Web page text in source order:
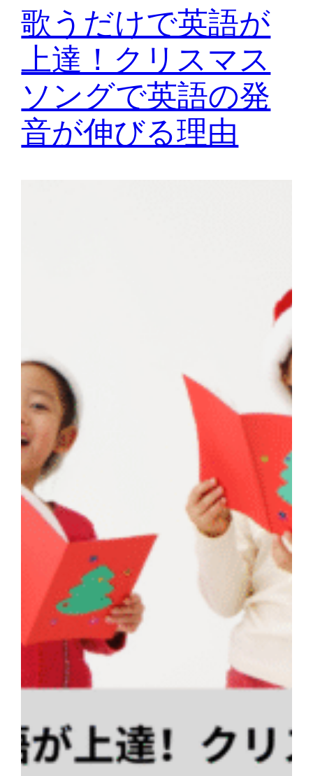
歌うだけで英語が
上達！クリスマス
ソングで英語の発
音が伸びる理由